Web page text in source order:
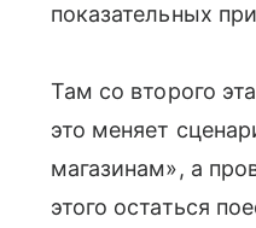
показательных
Там со второго
это меняет
магазинам», а
этого остаться